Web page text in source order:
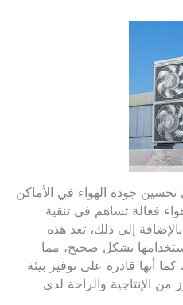
جودة الهواء في الأماكن
فعالة تساهم في تنقية
إلى ذلك، تعد هذه
بشكل صحيح، مما
كما أنها قادرة على توفير بيئة
الإنتاجية والراحة لدى